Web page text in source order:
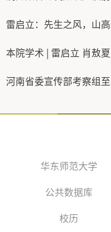
华东师范大学
公共数据库
校历